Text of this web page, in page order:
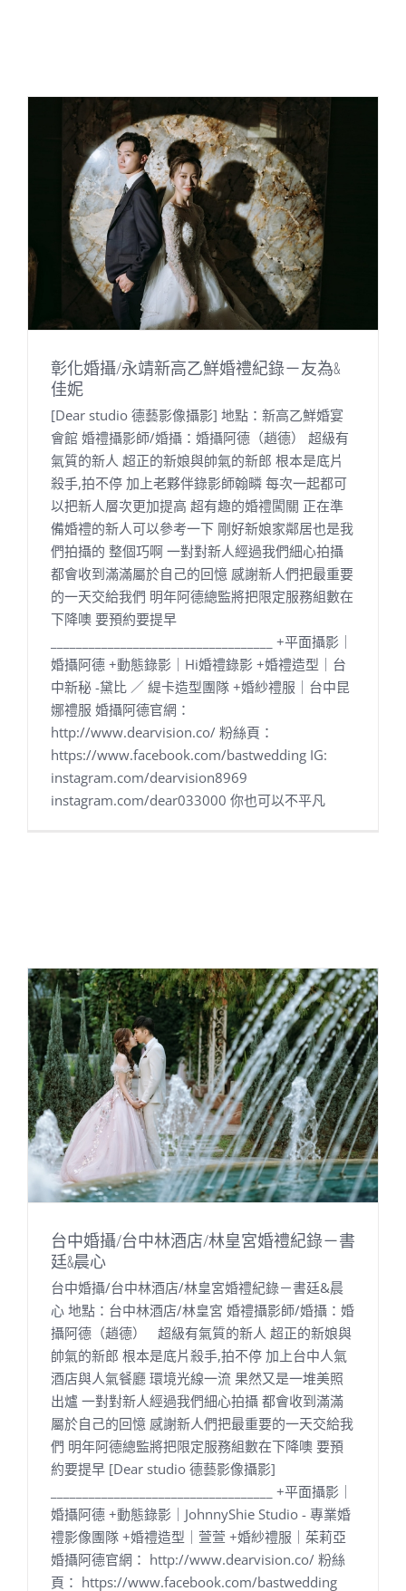
彰化婚攝/永靖新高乙鮮婚禮紀錄－友為&
佳妮
[Dear studio 德藝影像攝影] 地點：新高乙鮮婚宴
會館 婚禮攝影師/婚攝：婚攝阿德（趙德） 超級有
氣質的新人 超正的新娘與帥氣的新郎 根本是底片
殺手,拍不停 加上老夥伴錄影師翰疄 每次一起都可
以把新人層次更加提高 超有趣的婚禮闖關 正在準
備婚禮的新人可以參考一下 剛好新娘家鄰居也是我
們拍攝的 整個巧啊 一對對新人經過我們細心拍攝
都會收到滿滿屬於自己的回憶 感謝新人們把最重要
的一天交給我們 明年阿德總監將把限定服務組數在
下降噢 要預約要提早
___________________________________ +平面攝影｜
婚攝阿德 +動態錄影｜Hi婚禮錄影 +婚禮造型｜台
中新秘 -黛比 ／ 緹卡造型團隊 +婚紗禮服｜台中昆
娜禮服 婚攝阿德官網：
http://www.dearvision.co/ 粉絲頁：
https://www.facebook.com/bastwedding IG:
instagram.com/dearvision8969
instagram.com/dear033000 你也可以不平凡
台中婚攝/台中林酒店/林皇宮婚禮紀錄－書
廷&晨心
台中婚攝/台中林酒店/林皇宮婚禮紀錄－書廷&晨
心 地點：台中林酒店/林皇宮 婚禮攝影師/婚攝：婚
攝阿德（趙德） 超級有氣質的新人 超正的新娘與
帥氣的新郎 根本是底片殺手,拍不停 加上台中人氣
酒店與人氣餐廳 環境光線一流 果然又是一堆美照
出爐 一對對新人經過我們細心拍攝 都會收到滿滿
屬於自己的回憶 感謝新人們把最重要的一天交給我
們 明年阿德總監將把限定服務組數在下降噢 要預
約要提早 [Dear studio 德藝影像攝影]
___________________________________ +平面攝影｜
婚攝阿德 +動態錄影｜JohnnyShie Studio - 專業婚
禮影像團隊 +婚禮造型｜萱萱 +婚紗禮服｜茱莉亞
婚攝阿德官網： http://www.dearvision.co/ 粉絲
頁： https://www.facebook.com/bastwedding